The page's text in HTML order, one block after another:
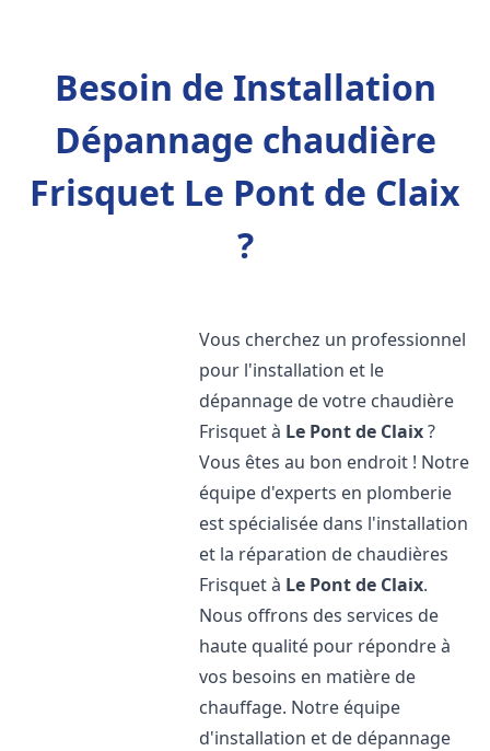
Besoin de Installation
Dépannage chaudière
Frisquet Le Pont de Claix
?
Vous cherchez un professionnel
pour l'installation et le
dépannage de votre chaudière
Frisquet à Le Pont de Claix?
Vous êtes au bon endroit ! Notre
équipe d'experts en plomberie
est spécialisée dans l'installation
et la réparation de chaudières
Frisquet à Le Pont de Claix.
Nous offrons des services de
haute qualité pour répondre à
vos besoins en matière de
chauffage. Notre équipe
d'installation et de dépannage